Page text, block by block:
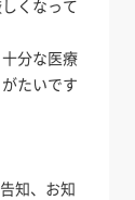
くなって
分な医療
たいです
知、お知